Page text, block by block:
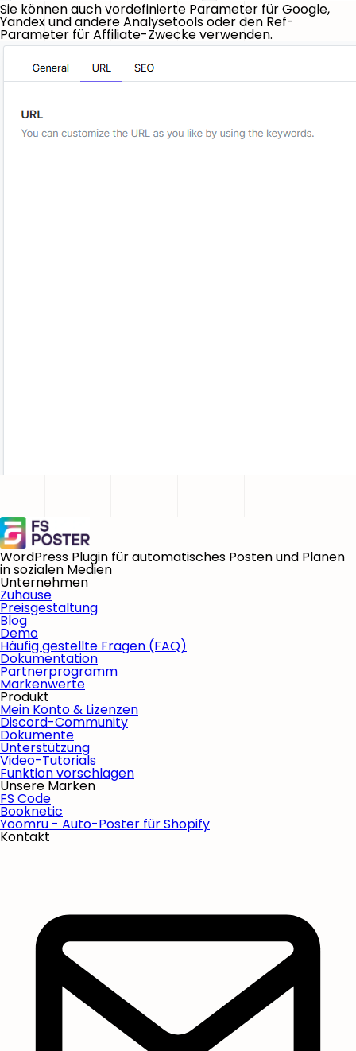
Sie können auch vordefinierte Parameter für Google,
Yandex und andere Analysetools oder den Ref-
Parameter für Affiliate-Zwecke verwenden.
WordPress Plugin für automatisches Posten und Planen
in sozialen Medien
Unternehmen
Zuhause
Preisgestaltung
Blog
Demo
Häufig gestellte Fragen (FAQ)
Dokumentation
Partnerprogramm
Markenwerte
Produkt
Mein Konto & Lizenzen
Discord-Community
Dokumente
Unterstützung
Video-Tutorials
Funktion vorschlagen
Unsere Marken
FS Code
Booknetic
Yoomru - Auto-Poster für Shopify
Kontakt